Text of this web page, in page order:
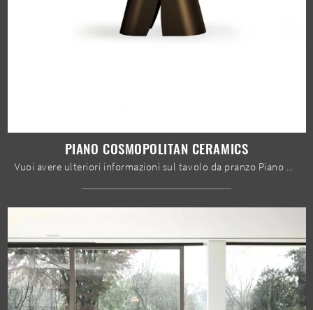
PIANO COSMOPOLITAN CERAMICS
Vuoi avere ulteriori informazioni sul tavolo da pranzo Piano Cosmopolitan Ceramics di Devina Nais? Clicca e ottieni informazioni sui modelli fissi ...